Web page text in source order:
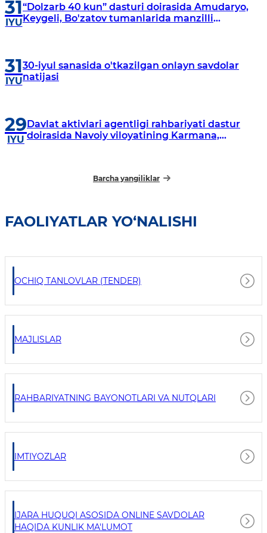
31
IYU
“Dolzarb 40 kun” dasturi doirasida Amudaryo,
Keygeli, Bo'zatov tumanlarida manzilli
31
IYU
30-iyul sanasida o'tkazilgan onlayn savdolar
natijasi
29
IYU
Davlat aktivlari agentligi rahbariyati dastur
doirasida Navoiy viloyatining Karmana,
Barcha yangiliklar
FAOLIYATLAR YO‘NALISHI
OCHIQ TANLOVLAR (TENDER)
MAJLISLAR
RAHBARIYATNING BAYONOTLARI VA NUTQLARI
IMTIYOZLAR
IJARA HUQUQI ASOSIDA ONLINE SAVDOLAR
HAQIDA KUNLIK MA'LUMOT